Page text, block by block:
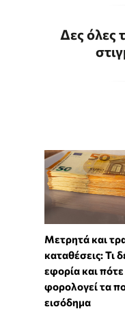
Δες όλες
Μετρητά και
καταθέσεις: Τι
εφορία και πότε
φορολογεί τα
εισόδημα